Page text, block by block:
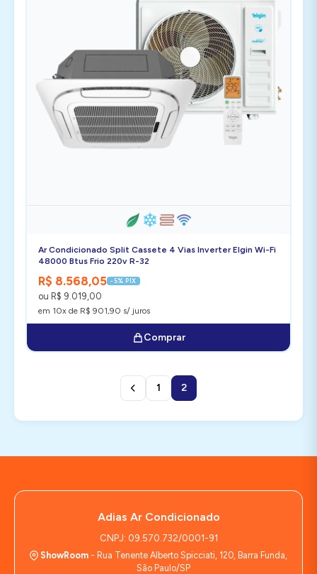
Ar Condicionado Split Cassete 4 Vias Inverter Elgin Wi-Fi
48000 Btus Frio 220v R-32
R$ 8.568,05 -5% PIX
ou R$ 9.019,00
em 10x de R$ 901,90 s/ juros
Comprar
1 2
Adias Ar Condicionado
CNPJ: 09.570.732/0001-91
ShowRoom- Rua Tenente Alberto Spicciati, 120, Barra Funda,
São Paulo/SP